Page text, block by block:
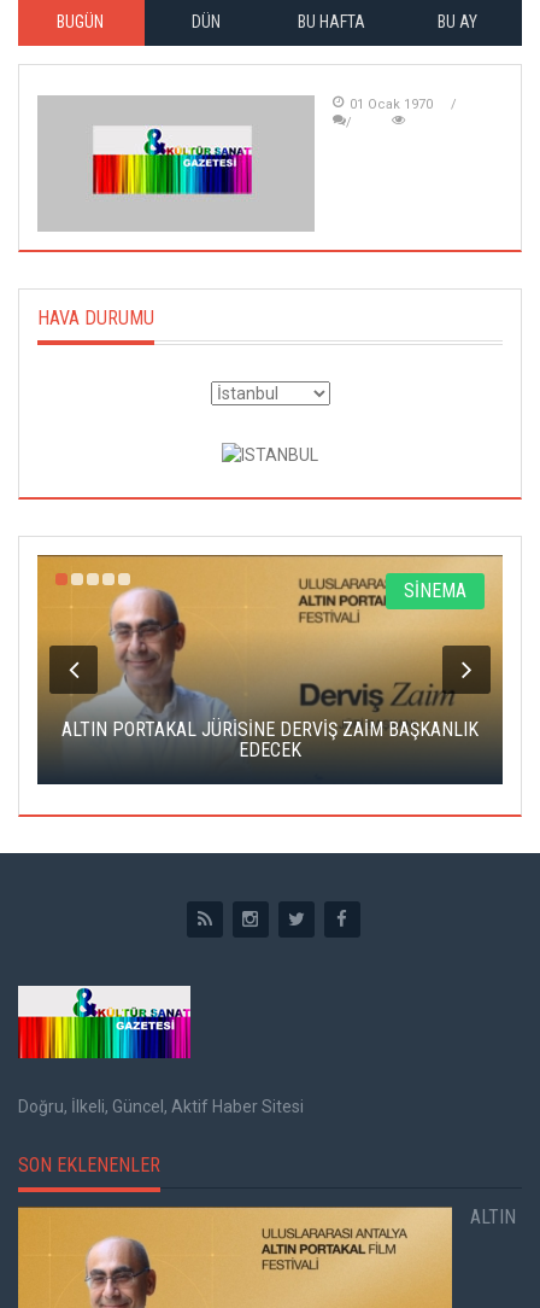
BUGÜN DÜN BU HAFTA BU AY
01 Ocak 1970
HAVA DURUMU
SİNEMA
ALTIN PORTAKAL JÜRİSİNE DERVİŞ ZAİM BAŞKANLIK
EDECEK
Doğru, İlkeli, Güncel, Aktif Haber Sitesi
SON EKLENENLER
ALTIN